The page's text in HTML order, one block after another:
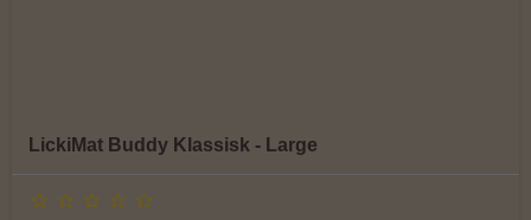
LickiMat Buddy Klassisk - Large